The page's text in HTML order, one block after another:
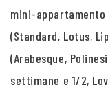
mini-
(Standard, Lotus,
(Arabesque,
settimane e 1/2,